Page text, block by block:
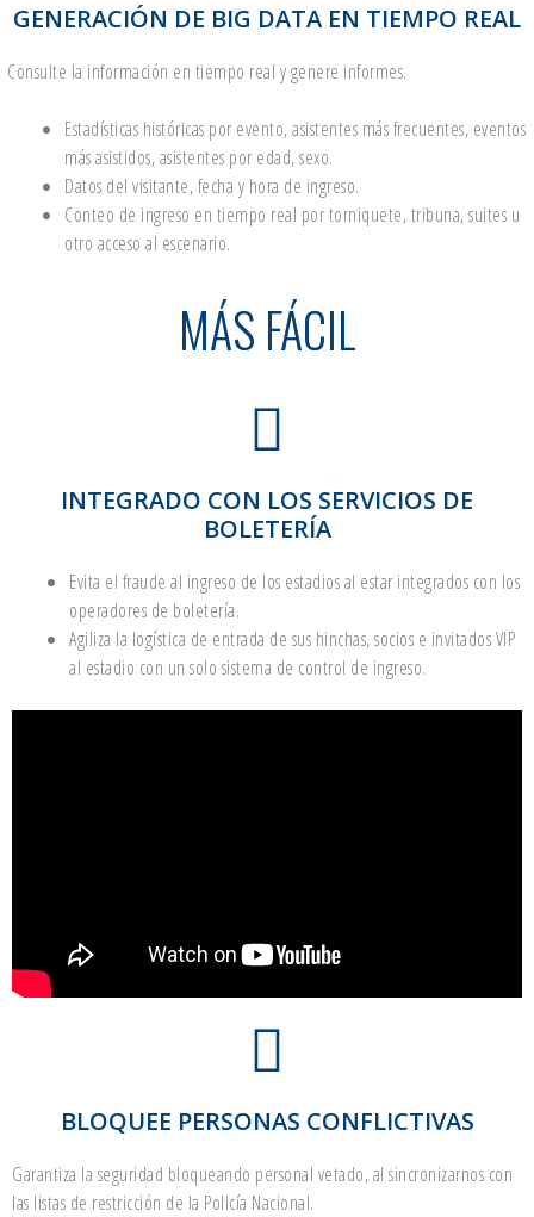
GENERACIÓN DE BIG DATA EN TIEMPO REAL
Consulte la información en tiempo real y genere informes.
Estadísticas históricas por evento, asistentes más frecuentes, eventos
más asistidos, asistentes por edad, sexo.
Datos del visitante, fecha y hora de ingreso.
Conteo de ingreso en tiempo real por torniquete, tribuna, suites u
otro acceso al escenario.
MÁS FÁCIL
INTEGRADO CON LOS SERVICIOS DE
BOLETERÍA
Evita el fraude al ingreso de los estadios al estar integrados con los
operadores de boletería.
Agiliza la logística de entrada de sus hinchas, socios e invitados VIP
al estadio con un solo sistema de control de ingreso.
BLOQUEE PERSONAS CONFLICTIVAS
Garantiza la seguridad bloqueando personal vetado, al sincronizarnos con
las listas de restricción de la Policía Nacional.